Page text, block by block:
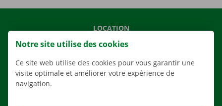
LOCATION
NOS VÉHICULES
NOS SERVICES
AGENCES
Notre site utilise des cookies
Ce site web utilise des cookies pour vous garantir une
visite optimale et améliorer votre expérience de
navigation.